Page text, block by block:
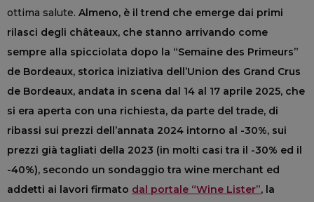
ottima salute. Almeno, è il trend che emerge dai primi
rilasci degli châteaux, che stanno arrivando come
sempre alla spicciolata dopo la “Semaine des Primeurs”
de Bordeaux, storica iniziativa dell’Union des Grand Crus
de Bordeaux, andata in scena dal 14 al 17 aprile 2025, che
si era aperta con una richiesta, da parte del trade, di
ribassi sui prezzi dell’annata 2024 intorno al -30%, sui
prezzi già tagliati della 2023 (in molti casi tra il -30% ed il
-40%), secondo un sondaggio tra wine merchant ed
addetti ai lavori firmato dal portale “Wine Lister”, la